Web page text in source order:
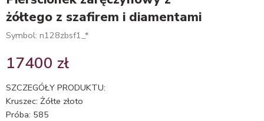
żółtego z szafirem i diamentami
Symbol: n128zbsf1_*
17400 zł
SZCZEGÓŁY PRODUKTU:
Kruszec: Żółte złoto
Próba: 585